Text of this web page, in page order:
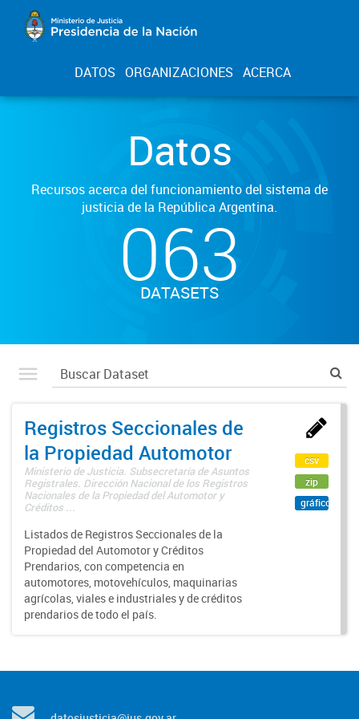
DATOS ORGANIZACIONES ACERCA
Datos
Recursos acerca del funcionamiento del sistema de
justicia de la República Argentina.
063
DATASETS
Registros Seccionales de
la Propiedad Automotor
Ministerio de Justicia. Subsecretaría de Asuntos
Registrales. Dirección Nacional de los Registros
Nacionales de la Propiedad del Automotor y
Créditos ...
Listados de Registros Seccionales de la
Propiedad del Automotor y Créditos
Prendarios, con competencia en
automotores, motovehículos, maquinarias
agrícolas, viales e industriales y de créditos
prendarios de todo el país.
csv
zip
gráfico